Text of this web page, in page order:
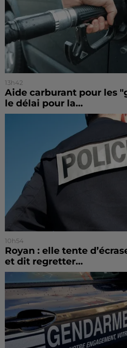
13h42
Aide carburant pour les
le délai pour la...
10h54
Royan : elle tente
et dit regretter...